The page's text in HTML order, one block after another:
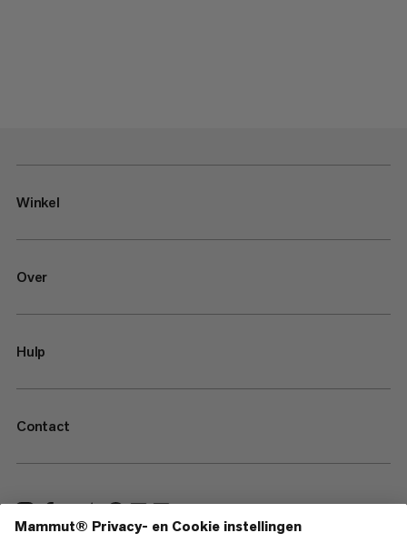
Winkel
Over
Hulp
Contact